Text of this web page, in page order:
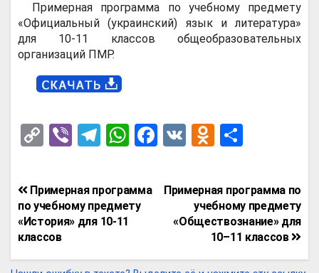
Примерная программа по учебному предмету
«Официальный (украинский) язык и литература»
для 10-11 классов общеобразовательных
организаций ПМР.
C
py
Li
n
k
Vi
er
T
e
gr
a
W
at
s
F
ce
V
O
n
o
kl
a
п
р
а
в
Навигация
по
записям
Примерная программа по
учебному предмету
«Обществознание» для
10–11 классов
Примерная программа
по учебному предмету
«История» для 10-11
классов